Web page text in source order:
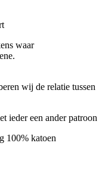
waar
is van hygiene.
wij de relatie tussen
ieder een ander patroon
100% katoen